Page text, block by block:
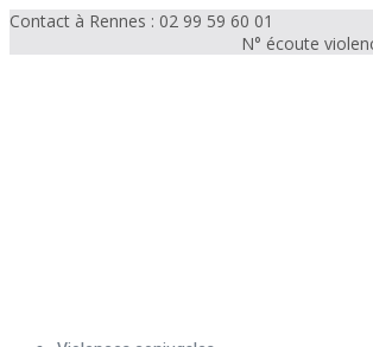
Contact à Rennes : 02 99 59 60 01
N° écoute